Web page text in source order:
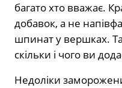
багато хто вважає.
добавок, а не
шпинат у вершках.
скільки і чого ви
Недоліки